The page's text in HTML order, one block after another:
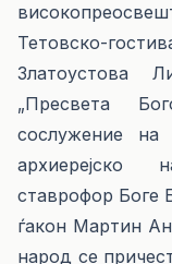
Тетовско-
Златоустова
„Пресвета
сослужение на
архиерејско
ставрофор Боге
ѓакон Мартин
народ се